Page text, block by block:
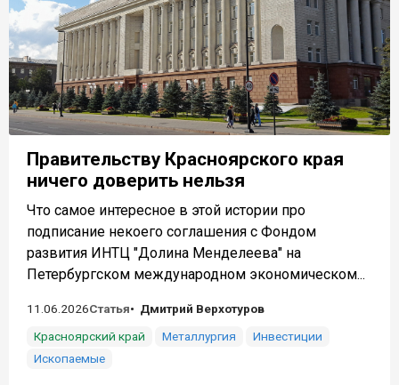
Правительству Красноярского края
ничего доверить нельзя
Что самое интересное в этой истории про
подписание некоего соглашения с Фондом
развития ИНТЦ "Долина Менделеева" на
Петербургском международном экономическом...
11.06.2026Статья
Дмитрий Верхотуров
Красноярский край
Металлургия
Инвестиции
Ископаемые